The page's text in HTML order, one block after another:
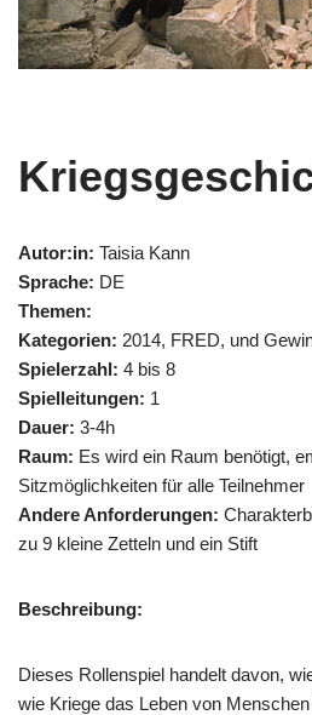
Autor:in: Taisia Kann
Sprache: DE
Themen:
Kategorien: 2014, FRED, und
Spielerzahl: 4 bis 8
Spielleitungen: 1
Dauer: 3-4h
Raum: Es wird ein Raum benötigt,
Sitzmöglichkeiten für alle Teilnehmer
Andere Anforderungen:
zu 9 kleine Zetteln und ein Stift
Beschreibung:
Dieses Rollenspiel handelt davon,
wie Kriege das Leben von